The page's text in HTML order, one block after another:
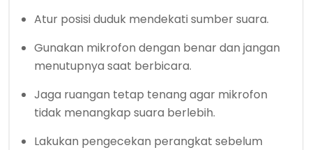
Atur posisi duduk mendekati sumber suara.
Gunakan mikrofon dengan benar dan jangan
menutupnya saat berbicara.
Jaga ruangan tetap tenang agar mikrofon
tidak menangkap suara berlebih.
Lakukan pengecekan perangkat sebelum